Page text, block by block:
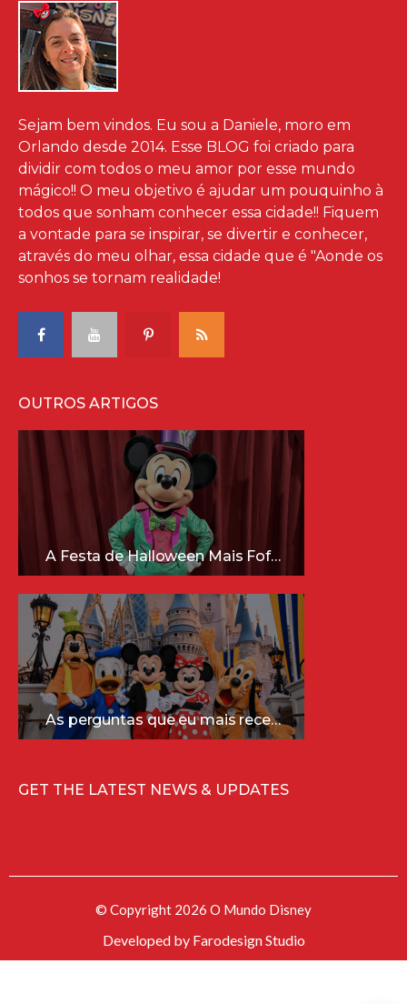
Sejam bem vindos. Eu sou a Daniele, moro em
Orlando desde 2014. Esse BLOG foi criado para
dividir com todos o meu amor por esse mundo
mágico!! O meu objetivo é ajudar um pouquinho à
todos que sonham conhecer essa cidade!! Fiquem
a vontade para se inspirar, se divertir e conhecer,
através do meu olhar, essa cidade que é "Aonde os
sonhos se tornam realidade!
OUTROS ARTIGOS
A Festa de Halloween Mais Fofa da Disney Está Chegando!
As perguntas que eu mais recebo sobre a Disney (e as respostas mais sinceras!)
GET THE LATEST NEWS & UPDATES
© Copyright 2026 O Mundo Disney
Developed by Farodesign Studio